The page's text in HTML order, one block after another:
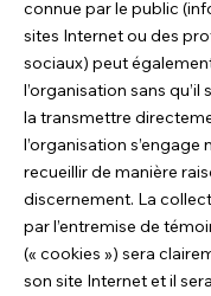
connue par le public
sites Internet ou des
sociaux) peut
l’organisation sans qu’il
la transmettre
l’organisation s’engage
recueillir de manière
discernement. La
par l’entremise de
(« cookies ») sera
son site Internet et il